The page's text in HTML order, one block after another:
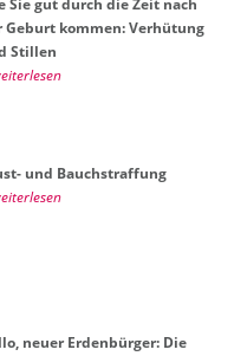
Sie gut durch die Zeit nach
Ge­burt kom­men: Ver­hü­tung
Stil­len
und Bauch­straf­fung
neuer Er­den­bür­ger: Die